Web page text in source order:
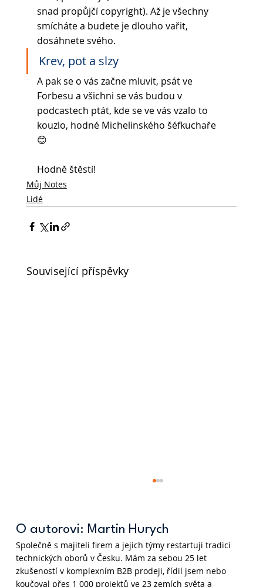
snad propůjčí copyright). Až je všechny
smícháte a budete je dlouho vařit,
dosáhnete svého.
Krev, pot a slzy
A pak se o vás začne mluvit, psát ve
Forbesu a všichni se vás budou v
podcastech ptát, kde se ve vás vzalo to
kouzlo, hodné Michelinského šéfkuchaře
😊
Hodně štěstí!
Můj Notes
Lidé
Související příspěvky
O autorovi: Martin Hurych
Společně s majiteli firem a jejich týmy restartuji tradici
technických oborů v Česku. Mám za sebou 25 let
zkušeností v komplexním B2B prodeji, řídil jsem nebo
koučoval přes 1 000 projektů ve 23 zemích světa a